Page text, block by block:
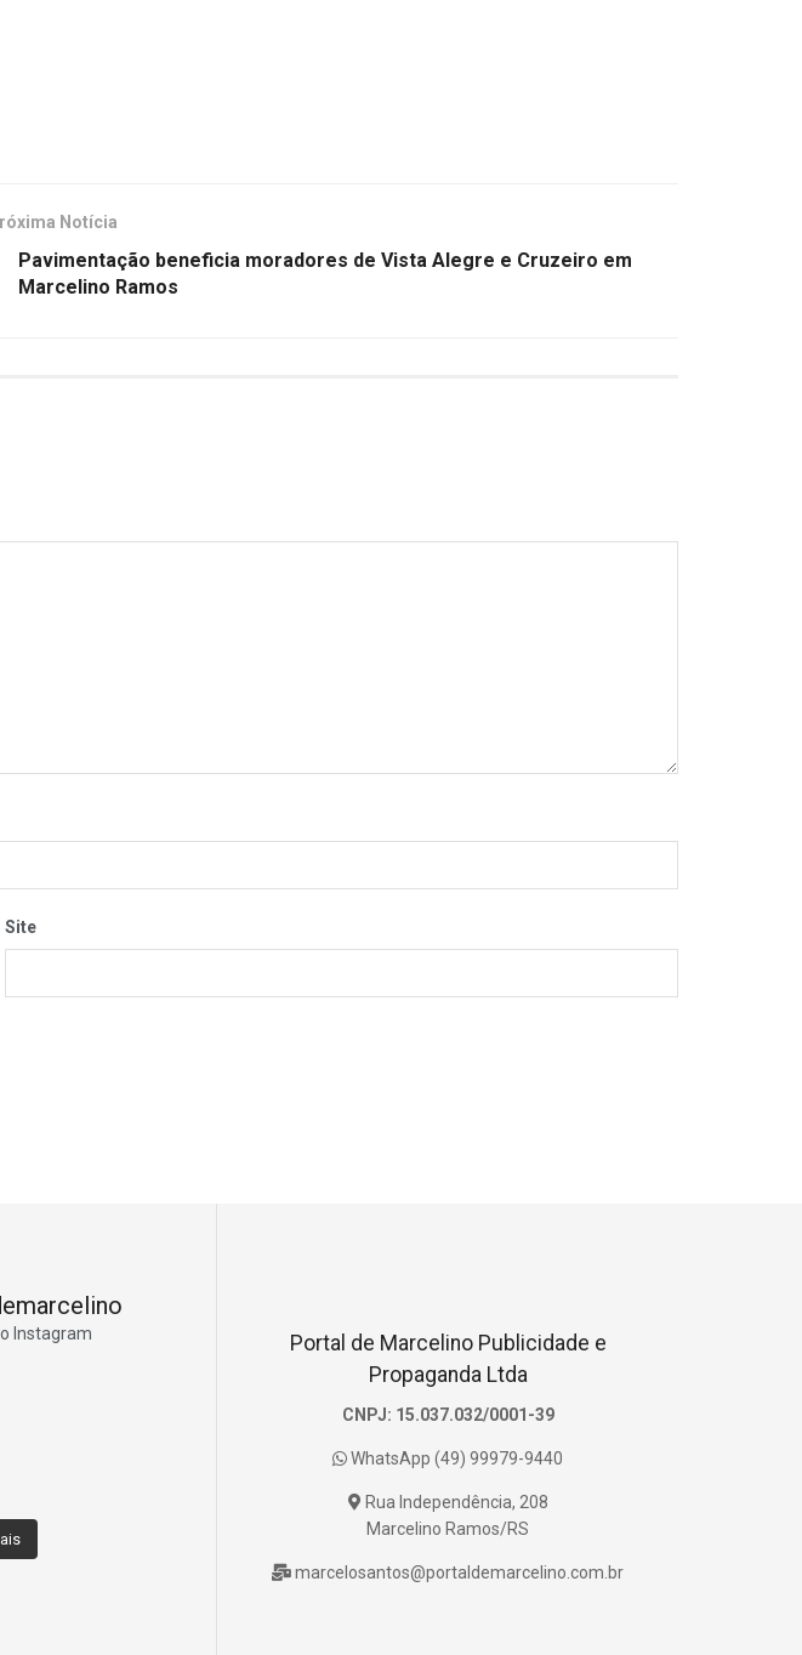
Notícia
Pavimentação beneficia moradores de Vista Alegre e Cruzeiro em
Marcelino Ramos
Site
Instagram
Portal de Marcelino Publicidade e
Propaganda Ltda
CNPJ: 15.037.032/0001-39
WhatsApp (49) 99979-9440
Rua Independência, 208
Marcelino Ramos/RS
marcelosantos@portaldemarcelino.com.br